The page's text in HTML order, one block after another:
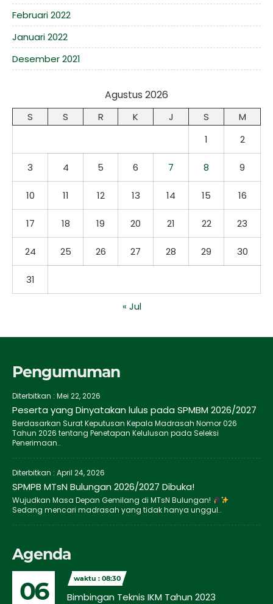
Februari 2022
Januari 2022
Desember 2021
Agustus 2026
S S R K J S
M
1
2
3 4 5 6 7 8 9
10 11 12 13 14 15 16
17 18 19 20 21 22 23
24 25 26 27 28 29 30
31
« Jul
Pengumuman
Diterbitkan : Mei 22, 2026
Peserta yang Dinyatakan lulus pada SPMBM 2026/2027
Berdasarkan Surat Keputusan Kepala Madrasah Nomor 026
Tahun 2026 tentang Penetapan Kelulusan pada Seleksi
Penerimaan..
Diterbitkan : April 24, 2026
SPMPB MTsN Bulungan 2026/2027 Dibuka!
Wujudkan Masa Depan Gemilang di MTsN Bulungan!
Sedang mencari madrasah yang tidak hanya unggul..
Agenda
06 waktu : 08:30
Bimbingan Teknis IKM Tahun 2023